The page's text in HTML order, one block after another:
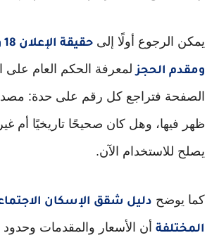
يمكن الرجوع أولًا إلى
ومقدم الحجز لمعرفة الحكم العام على
الصفحة فتراجع كل رقم على حدة:
ظهر فيها، وهل كان صحيحًا تاريخيًا أم
يصلح للاستخدام الآن.
كما يوضح دليل شقق الإسكان
المختلفة أن الأسعار والمقدمات